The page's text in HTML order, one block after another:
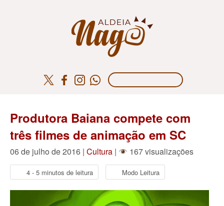
Produtora Baiana compete com
três filmes de animação em SC
06 de julho de 2016 | Cultura | 167 visualizações
4 - 5 minutos de leitura Modo Leitura